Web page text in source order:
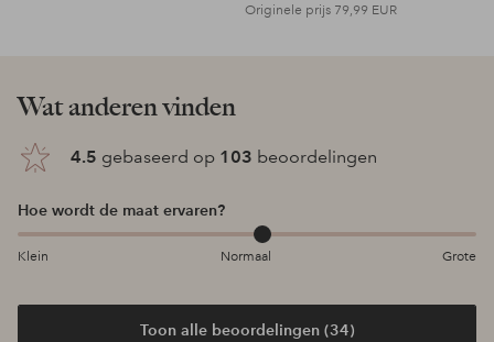
Originele prijs 79,99 EUR
Wat anderen vinden
4.5 gebaseerd op 103 beoordelingen
Hoe wordt de maat ervaren?
Klein Normaal Grote
Toon alle beoordelingen (34)